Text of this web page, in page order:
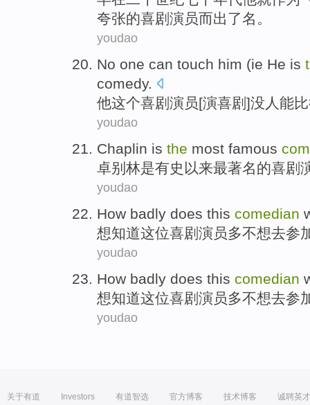
夸张的喜剧演员而出了名。
youdao
No one can touch him (ie He is
comedy.
他这个喜剧演员[演喜剧]没人 能
youdao
Chaplin is the most famous
卓别林是有史以来最著名的喜剧
youdao
How badly does this comedian
想知道这位喜剧演员多不想去参
youdao
How badly does this comedian
想知道这位喜剧演员多不想去参
youdao
关于有道 Investors 有道智选 官方博客 技术博客 诚聘英才